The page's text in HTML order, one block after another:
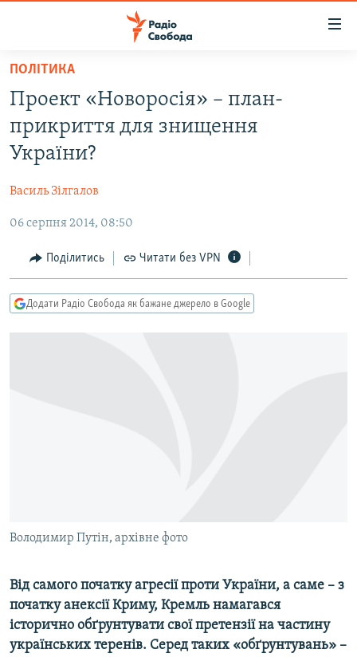
Перейти
основного
матеріалу
Перейти
до
основної
Перейти
пошуку
ВСЕ ЗА ДОБУ
СТАТТІ
СУСПІЛЬСТВО
КУЛЬТУРА
УКРАЇНА
РОСІЙСЬКА «ФІЛЬТРАЦІЯ»
ДОНБАС.РЕАЛІЇ
КРИМ.РЕАЛІЇ
СХЕМИ
КТАТ
ДОЛУЧАЙСЯ!
ПОЛІТИКА
Проект «Новоросія» – план-
прикриття для знищення
України?
Василь Зілгалов
06 серпня 2014, 08:50
Поділитись Читати без VPN
Додати Радіо Свобода як бажане джерело в Google
Володимир Путін, архівне фото
Від самого початку агресії проти України, а саме – з
початку анексії Криму, Кремль намагався
історично обґрунтувати свої претензії на частину
українських теренів. Серед таких «обґрунтувань» –